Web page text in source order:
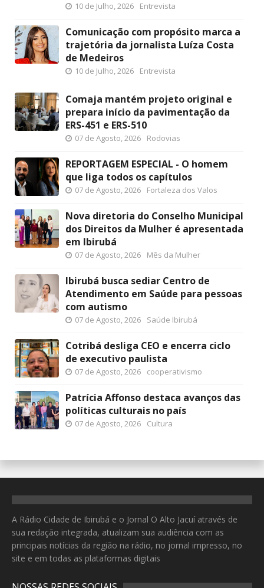
10 de Julho, 2026 Entrevista
Comunicação com propósito marca a
trajetória da jornalista Luíza Costa
de Medeiros
10 de Julho, 2026 Entrevista
Comaja mantém projeto original e
prepara início da pavimentação da
ERS-451 e ERS-510
07 de Agosto, 2026 Rodovias
REPORTAGEM ESPECIAL - O homem
que liga todos os capítulos
07 de Agosto, 2026 Fortaleza dos Valos
Nova diretoria do Conselho Municipal
dos Direitos da Mulher é apresentada
em Ibirubá
07 de Agosto, 2026 Mês da Mulher
Ibirubá busca sediar Centro de
Atendimento em Saúde para pessoas
com autismo
07 de Agosto, 2026 Saúde Ibirubá
Cotribá desliga CEO e encerra ciclo
de executivo paulista
07 de Agosto, 2026 cooperativismo
Patrícia Affonso destaca avanços das
políticas culturais no país
07 de Agosto, 2026 Cultura
A Rádio Cidade de Ibirubá e o Jornal O Alto Jacuí através de
sua redação integrada, atualizam sua audiência com as
principais notícias da região na rádio, no jornal impresso, no
site e em todas as plataformas digitais